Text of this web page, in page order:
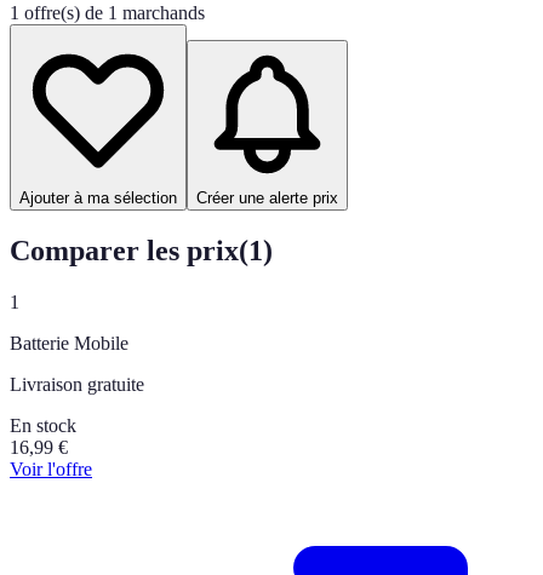
1 offre(s) de 1 marchands
Ajouter à ma sélection Créer une alerte prix
Comparer les prix(1)
1
Batterie Mobile
Livraison gratuite
En stock
16,99 €
Voir l'offre